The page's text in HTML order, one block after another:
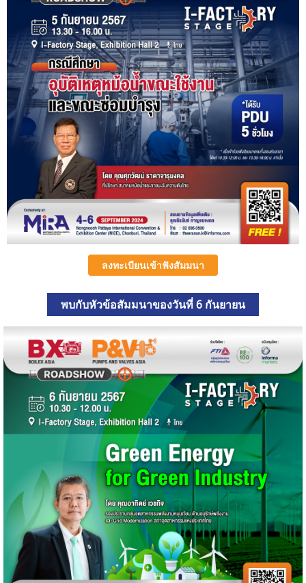
ลงทะเบียนเข้าฟังสัมมนา
พบกับหัวข้อสัมมนาของวันที่ 6 กันยายน